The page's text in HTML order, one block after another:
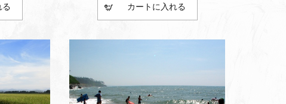
カート